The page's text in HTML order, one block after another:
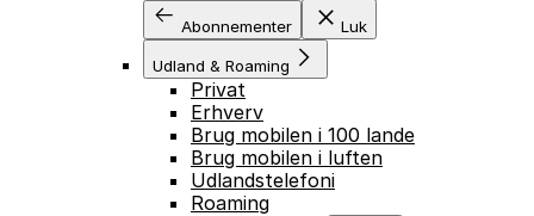
Abonnementer Luk
Udland & Roaming
Privat
Erhverv
Brug mobilen i 100 lande
Brug mobilen i luften
Udlandstelefoni
Roaming